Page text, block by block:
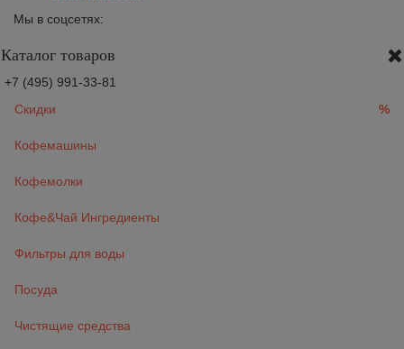
Мы в соцсетях:
Каталог товаров
+7 (495) 991-33-81
Скидки
%
Кофемашины
Кофемолки
Кофе&Чай Ингредиенты
Фильтры для воды
Посуда
Чистящие средства